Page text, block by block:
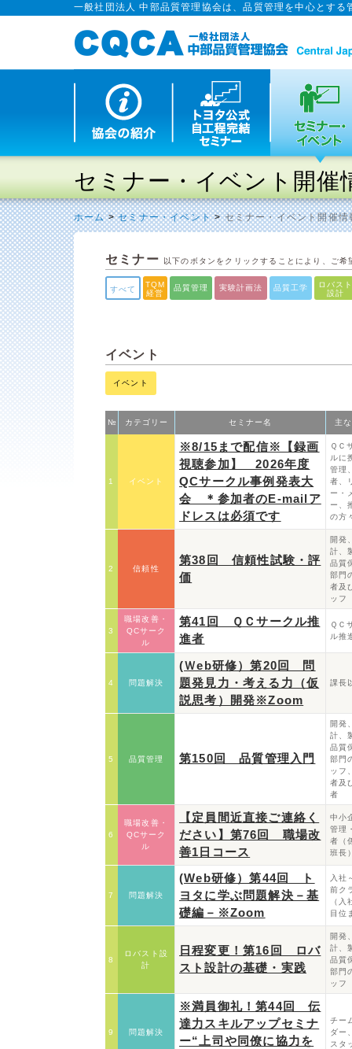
一般社団法人 中部品質管理協会は、品質管理を中心とす
セミナー・イベント開催
ホーム>セミナー・イベント>セミナー・イベント開催情
セミナー 以下のボタンをクリックすることにより、ご
すべて
TQM
経営
品質管理 実験計画法 品質工学
ロバス
設計
イベント
イベント
№ カテゴリー セミナー名 主
1 イベント
※8/15まで配信※【録画
視聴参加】 2026年度
QCサークル事例発表大
会 ＊参加者のE-mailア
ドレスは必須です
ＱＣ
ルに
管理
者、
ー・
ー、
の方
2 信頼性
第38回 信頼性試験・評
価
開発
計、
品質
部門
者及
ッフ
3
職場改善・
QCサーク
ル
第41回 ＱＣサークル推
進者
ＱＣ
ル推
4 問題解決
(Ｗeb研修）第20回 問
題発見力・考える力（仮
説思考）開発※Zoom
課長
5 品質管理 第150回 品質管理入門
開発
計、
品質
部門
ッフ
者及
者
6
職場改善・
QCサーク
ル
【定員間近直接ご連絡く
ださい】第76回 職場改
善1日コース
中小
管理
者（
班長
7 問題解決
(Web研修）第44回 ト
ヨタに学ぶ問題解決－基
礎編－※Zoom
入社
前ク
（入
目位
8
ロバスト設
計
日程変更！第16回 ロバ
スト設計の基礎・実践
開発
計、
品質
部門
ッフ
9 問題解決
※満員御礼！第44回 伝
達力スキルアップセミナ
ー“上司や同僚に協力を
チー
ダー
スタ